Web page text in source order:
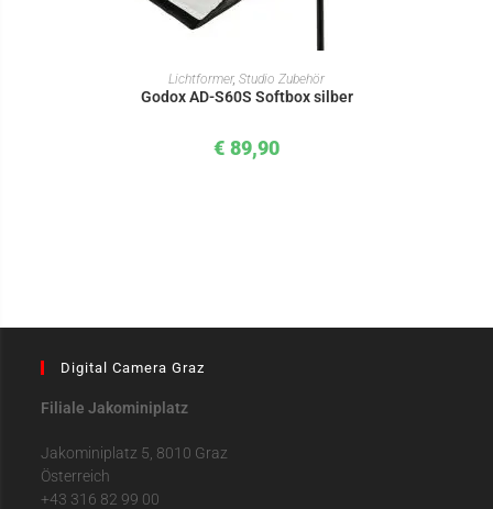
IN DEN WARENKORB
Lichtformer, Studio Zubehör
Godox AD-S60S Softbox silber
€ 89,90
Digital Camera Graz
Filiale Jakominiplatz
Jakominiplatz 5, 8010 Graz
Österreich
+43 316 82 99 00